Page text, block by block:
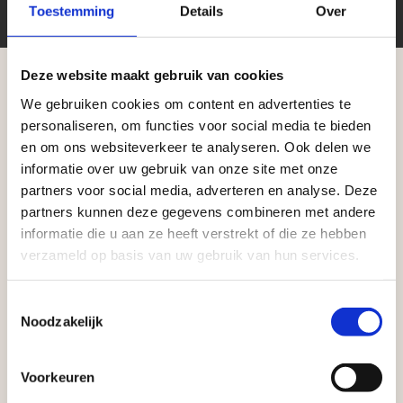
Toestemming Details Over
Deze website maakt gebruik van cookies
We gebruiken cookies om content en advertenties te
personaliseren, om functies voor social media te bieden
en om ons websiteverkeer te analyseren. Ook delen we
informatie over uw gebruik van onze site met onze
partners voor social media, adverteren en analyse. Deze
partners kunnen deze gegevens combineren met andere
informatie die u aan ze heeft verstrekt of die ze hebben
verzameld op basis van uw gebruik van hun services.
Noodzakelijk
Voorkeuren
Zakelijke klant worden
Vego Tuinmaterialen is de meest geschikte partner
voor zakelijke klanten op zoek naar tuin- en
infraproducten. Als professionele leverancier van
tuinmaterialen bieden wij een breed assortiment
aan producten van topkwaliteit. Lees meer over de
zakelijke mogelijkheden.
Aangepaste openingstijden tijdens de
vakantieperiode
Waardenburg en Vego Dordrecht hanteren tijdens
de vakantieperiode aangepaste openingstijden op
zaterdag. Bekijk de vestigingspagina voor de
actuele openingstijden.
maanden dicht is voor al het wegverkeer, is het fijn